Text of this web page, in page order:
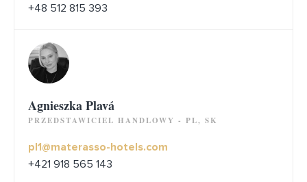
+48 512 815 393
Agnieszka Plavá
PRZEDSTAWICIEL HANDLOWY - PL, SK
pl1@materasso-hotels.com
+421 918 565 143